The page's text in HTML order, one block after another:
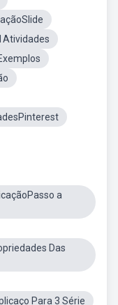
a
Das
Para 3 Série